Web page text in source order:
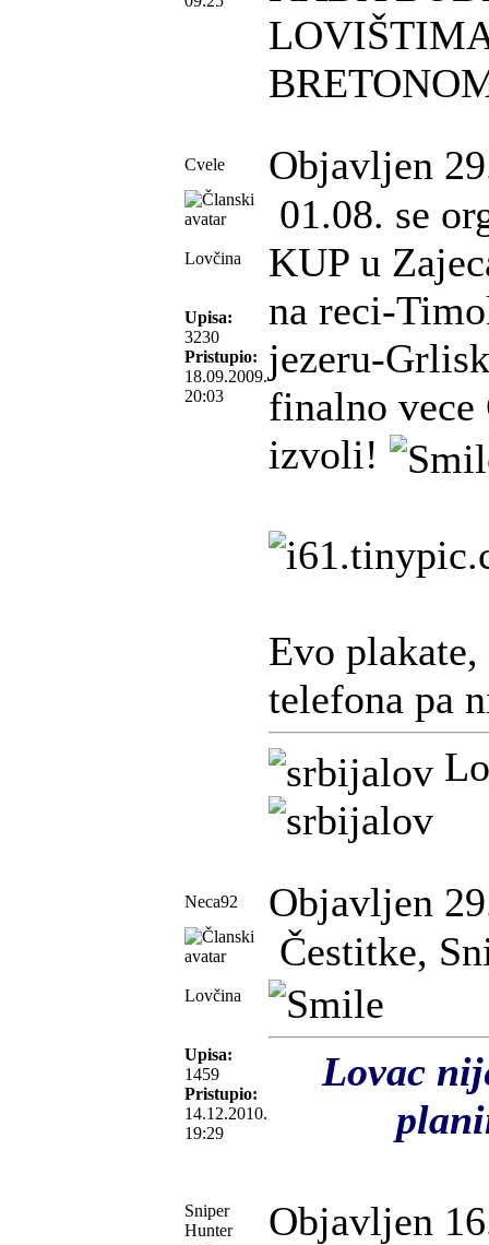
Cvele Objavljen
Lovčina
Upisa:
3230
Pristupio:
18.09.2009.
20:03
01.08. se
KUP u
na reci-
jezeru-
finalno
izvoli!
Evo
telefona pa
Neca92 Objavljen
Lovčina
Upisa:
1459
Pristupio:
14.12.2010.
19:29
Čestitke,
Lovac
Sniper
Hunter
Objavljen